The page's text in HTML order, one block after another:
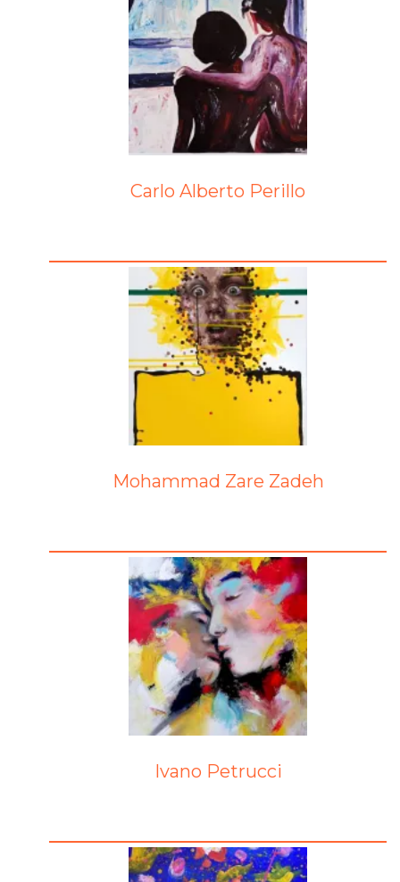
Carlo Alberto Perillo
Mohammad Zare Zadeh
Ivano Petrucci